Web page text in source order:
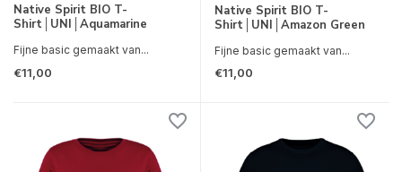
Native Spirit BIO T-
Shirt│UNI│Aquamarine
Fijne basic gemaakt van...
€11,00
Native Spirit BIO T-
Shirt│UNI│Amazon Green
Fijne basic gemaakt van...
€11,00